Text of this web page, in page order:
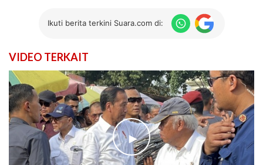
Ikuti berita terkini Suara.com di:
VIDEO TERKAIT
►